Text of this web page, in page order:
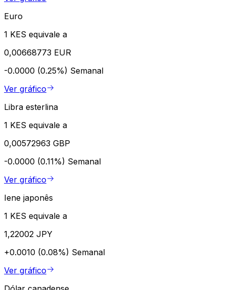
Euro
1 KES equivale a
0,00668773 EUR
-0.0000 (0.25%) Semanal
Ver gráfico
Libra esterlina
1 KES equivale a
0,00572963 GBP
-0.0000 (0.11%) Semanal
Ver gráfico
Iene japonês
1 KES equivale a
1,22002 JPY
+0.0010 (0.08%) Semanal
Ver gráfico